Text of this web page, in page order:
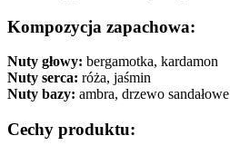
Kompozycja zapachowa:
Nuty głowy: bergamotka, kardamon
Nuty serca: róża, jaśmin
Nuty bazy: ambra, drzewo sandałowe
Cechy produktu: